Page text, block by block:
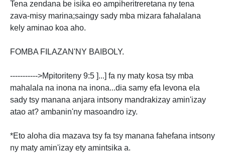
Tena zendana be isika eo ampiheritreretana ny tena
zava-misy marina;saingy sady mba mizara fahalalana
kely aminao koa aho.
FOMBA FILAZAN'NY BAIBOLY.
----------->Mpitoriteny 9:5 ]...] fa ny maty kosa tsy mba
mahalala na inona na inona...dia samy efa levona ela
sady tsy manana anjara intsony mandrakizay amin'izay
atao at? ambanin'ny masoandro izy.
*Eto aloha dia mazava tsy fa tsy manana fahefana intsony
ny maty amin'izay ety amintsika a.